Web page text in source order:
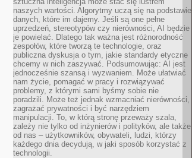
naszych wartości. Algorytmy uczą się na podstawie
danych, które im dajemy. Jeśli są one pełne
uprzedzeń, stereotypów czy nierówności, AI będzie
je powielać. Dlatego tak ważna jest różnorodność
zespołów, które tworzą te technologie, oraz
publiczna dyskusja o tym, jakie standardy etyczne
chcemy w nich zaszywać. Podsumowując: AI jest
jednocześnie szansą i wyzwaniem. Może ułatwiać
nam życie, pomagać w pracy i rozwiązywać
problemy, z którymi sami byśmy sobie nie
poradzili. Może też jednak wzmacniać nierówności,
zagrażać prywatności i być narzędziem
manipulacji. To, w którą stronę przeważy szala,
zależy nie tylko od inżynierów i polityków, ale także
od nas – użytkowników, obywateli, ludzi, którzy
każdego dnia decydują, w jaki sposób korzystać z
technologii.